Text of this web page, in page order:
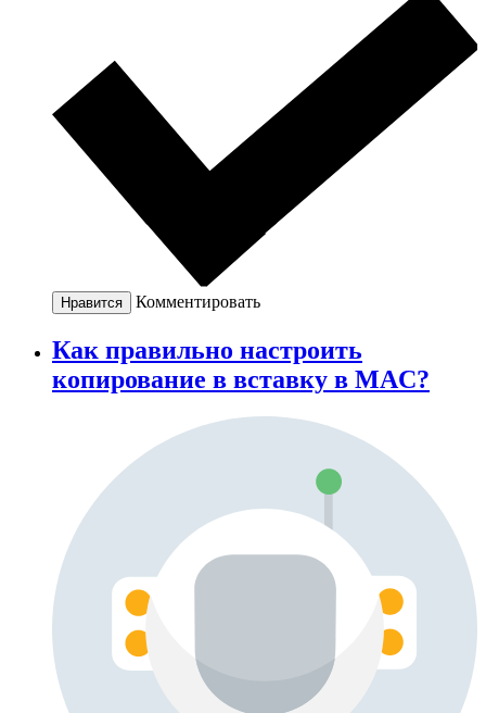
Нравится Комментировать
Как правильно настроить
копирование в вставку в MAC?